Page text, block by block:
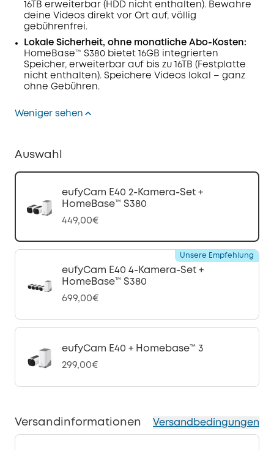
16TB erweiterbar (HDD nicht enthalten). Bewahre
deine Videos direkt vor Ort auf, völlig
gebührenfrei.
Lokale Sicherheit, ohne monatliche Abo-Kosten:
HomeBase™ S380 bietet 16GB integrierten
Speicher, erweiterbar auf bis zu 16TB (Festplatte
nicht enthalten). Speichere Videos lokal – ganz
ohne Gebühren.
Weniger sehen
Auswahl
eufyCam E40 2-Kamera-Set +
HomeBase™ S380
449,00€
eufyCam E40 4-Kamera-Set +
HomeBase™ S380
699,00€
Unsere Empfehlung
eufyCam E40 + Homebase™ 3
299,00€
Versandinformationen Versandbedingungen